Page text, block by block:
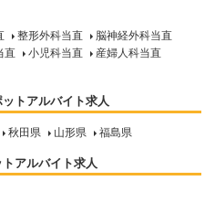
整形外科当直
脳神経外科当直
直 小児科当直
産婦人科当直
トアルバイト求人
秋田県 山形県 福島県
アルバイト求人